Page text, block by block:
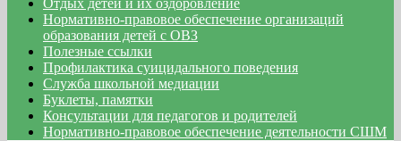
Отдых детей и их оздоровление
Нормативно-правовое обеспечение организаций
образования детей с ОВЗ
Полезные ссылки
Профилактика суицидального поведения
Служба школьной медиации
Буклеты, памятки
Консультации для педагогов и родителей
Нормативно-правовое обеспечение деятельности СШМ